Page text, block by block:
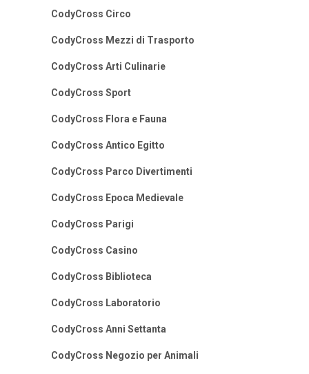
CodyCross Circo
CodyCross Mezzi di Trasporto
CodyCross Arti Culinarie
CodyCross Sport
CodyCross Flora e Fauna
CodyCross Antico Egitto
CodyCross Parco Divertimenti
CodyCross Epoca Medievale
CodyCross Parigi
CodyCross Casino
CodyCross Biblioteca
CodyCross Laboratorio
CodyCross Anni Settanta
CodyCross Negozio per Animali